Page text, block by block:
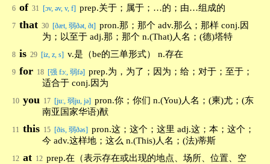
6 of 31 [ɔv, əv, v, f] prep.关于；属于；…的；由…组成的
7 that 30 [ðæt, 弱ðət, ðt] pron.那；那个 adv.那么；那样 conj.因
为；以至于 adj.那；那个 n.(That)人名；(德)塔特
8 is 29 [iz, z, s] v.是（be的三单形式） n.存在
9 for 18 [强 fɔ:, 弱fə] prep.为，为了；因为；给；对于；至于；
适合于 conj.因为
10 you 17 [ju:, 弱ju, jə] pron.你；你们 n.(You)人名；(柬)尤；(东
南亚国家华语)猷
11 this 15 [ðis, 弱ðəs] pron.这；这个；这里 adj.这；本；这个；
今 adv.这样地；这么 n.(This)人名；(法)蒂斯
12 at 12 prep.在（表示存在或出现的地点、场所、位置、空